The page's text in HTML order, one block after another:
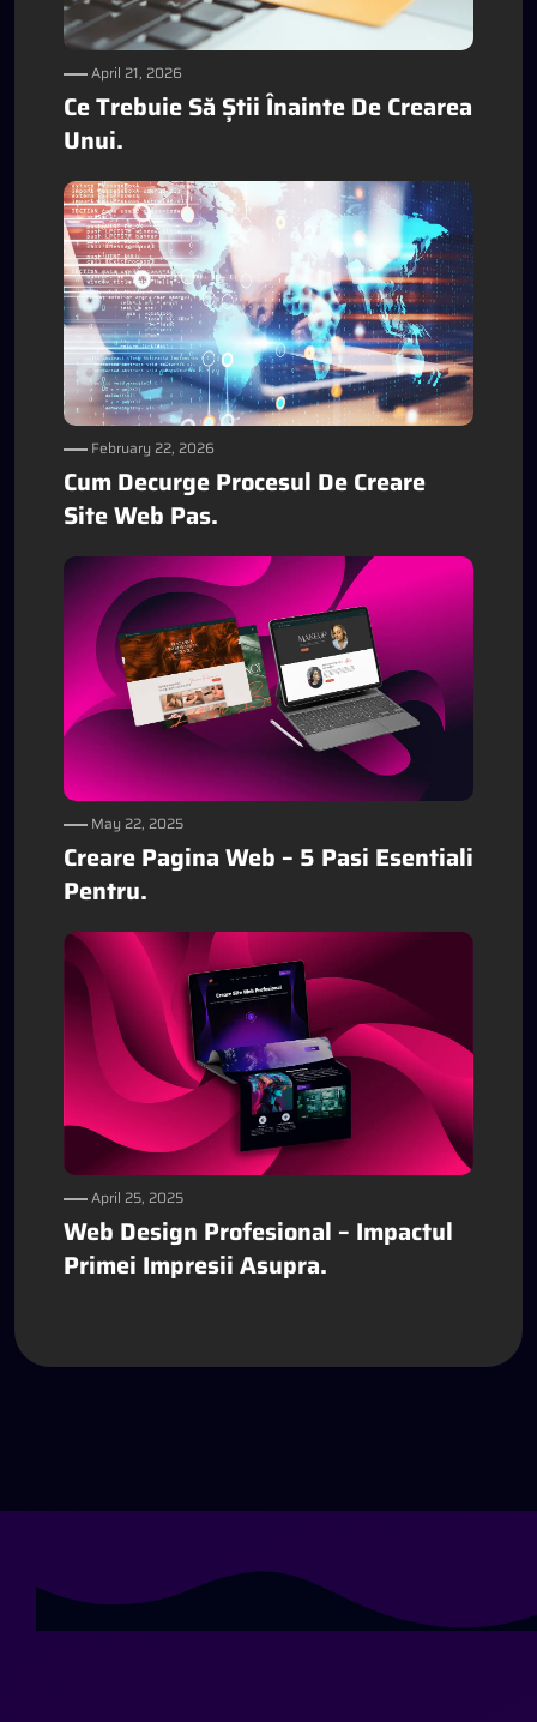
April 21, 2026
Ce Trebuie Să Știi Înainte De Crearea
Unui.
February 22, 2026
Cum Decurge Procesul De Creare
Site Web Pas.
May 22, 2025
Creare Pagina Web – 5 Pasi Esentiali
Pentru.
April 25, 2025
Web Design Profesional – Impactul
Primei Impresii Asupra.